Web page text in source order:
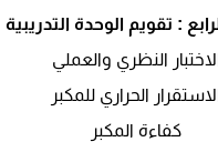
: تقويم الوحدة التدريبية
النظري والعملي
الحراري للمكبر
كفاءة المكبر